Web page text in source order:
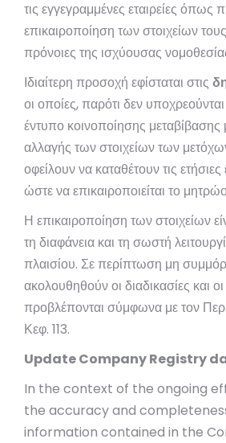
τις εγγεγραμμένες εταιρείες όπως
επικαιροποίηση των στοιχείων
πρόνοιες της ισχύουσας
Ιδιαίτερη προσοχή εφίσταται στις
οι οποίες, παρότι δεν
έντυπο κοινοποίησης
αλλαγής των στοιχείων των
οφείλουν να καταθέτουν τις ετήσιες
ώστε να επικαιροποιείται το
Η επικαιροποίηση των στοιχείων
τη διαφάνεια και τη σωστή
πλαισίου. Σε περίπτωση μη
ακολουθηθούν οι διαδικασίες και
προβλέπονται σύμφωνα με τον
Κεφ. 113.
Update Company Registry
In the context of the ongoing
the accuracy and
information contained in the